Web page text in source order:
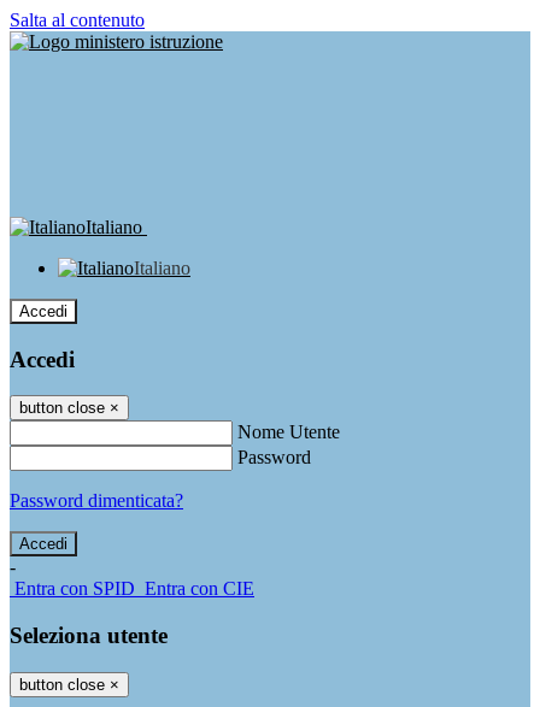
Salta al contenuto
Italiano
Italiano
Accedi
Accedi
button close ×
Nome Utente
Password
Password dimenticata?
-
Entra con SPID Entra con CIE
Seleziona utente
button close ×